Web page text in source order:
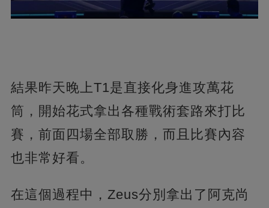
結果昨天晚上T1是直接化身進攻萬花
筒，開始花式拿出各種戰術套路來打比
賽，前面四場全部取勝，而且比賽內容
也非常好看。
在這個過程中，Zeus分別拿出了阿克尚